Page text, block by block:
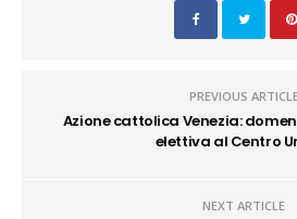
PREVIOUS ARTICLE
Azione cattolica Venezia:
elettiva al Centro
NEXT ARTICLE